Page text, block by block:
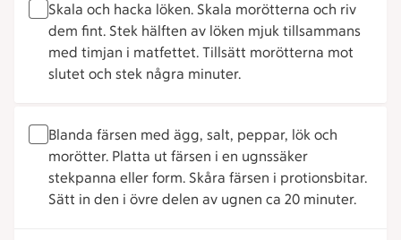
Skala och hacka löken. Skala morötterna och riv
dem fint. Stek hälften av löken mjuk tillsammans
med timjan i matfettet. Tillsätt morötterna mot
slutet och stek några minuter.
Blanda färsen med ägg, salt, peppar, lök och
morötter. Platta ut färsen i en ugnssäker
stekpanna eller form. Skåra färsen i protionsbitar.
Sätt in den i övre delen av ugnen ca 20 minuter.